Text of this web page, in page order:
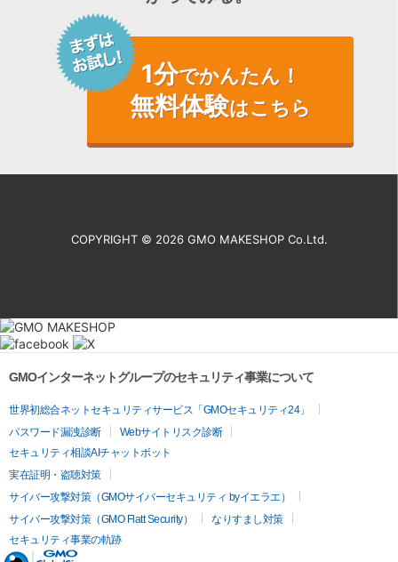
1分でかんたん！
無料体験はこちら
COPYRIGHT © 2026 GMO MAKESHOP Co.Ltd.
GMOインターネットグループのセキュリティ事業について
世界初総合ネットセキュリティサービス「GMOセキュリティ24」
パスワード漏洩診断
Webサイトリスク診断
セキュリティ相談AIチャットボット
実在証明・盗聴対策
サイバー攻撃対策（GMOサイバーセキュリティ byイエラエ）
サイバー攻撃対策（GMO Flatt Security）
なりすまし対策
セキュリティ事業の軌跡